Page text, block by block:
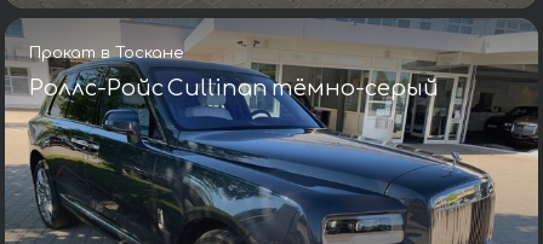
Прокат в Тоскане
Роллс-Ройс Cullinan тёмно-серый